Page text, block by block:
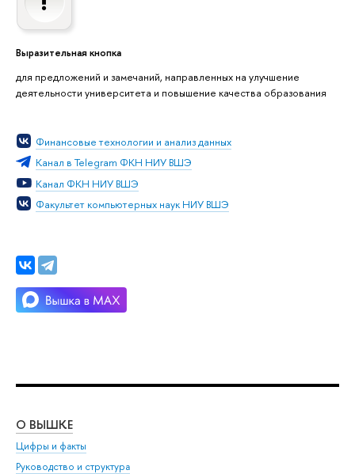
Выразительная кнопка
для предложений и замечаний, направленных на улучшение
деятельности университета и повышение качества образования
Финансовые технологии и анализ данных
Канал в Telegram ФКН НИУ ВШЭ
Канал ФКН НИУ ВШЭ
Факультет компьютерных наук НИУ ВШЭ
О ВЫШКЕ
Цифры и факты
Руководство и структура